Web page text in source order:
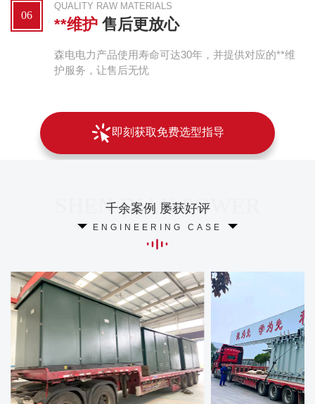
06
QUALITY RAW MATERIALS
**维护 售后更放心
森电电力产品使用寿命可达30年，并提供对应的**维
护服务，让售后无忧
即刻获取免费选型指导
千余案例 屡获好评
ENGINEERING CASE